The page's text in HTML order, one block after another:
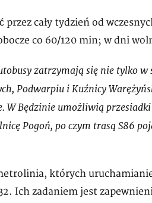
przez cały tydzień od
co 60/120 min; w dni
zatrzymają się nie tylko w
Podwarpiu i Kuźnicy
W Będzinie umożliwią
Pogoń, po czym trasą S86
których
Ich zadaniem jest